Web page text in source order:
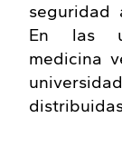
seguridad
En las
medicina